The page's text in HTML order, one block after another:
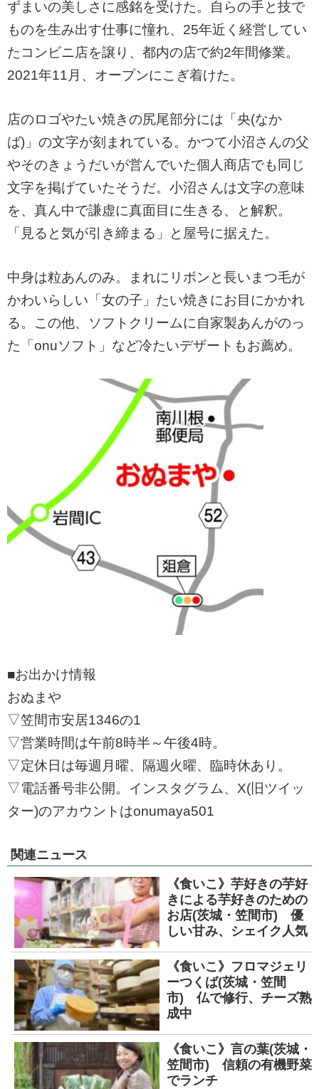
ずまいの美しさに感銘を受けた。自らの手と技で
ものを生み出す仕事に憧れ、25年近く経営してい
たコンビニ店を譲り、都内の店で約2年間修業。
2021年11月、オープンにこぎ着けた。
店のロゴやたい焼きの尻尾部分には「央(なか
ば)」の文字が刻まれている。かつて小沼さんの父
やそのきょうだいが営んでいた個人商店でも同じ
文字を掲げていたそうだ。小沼さんは文字の意味
を、真ん中で謙虚に真面目に生きる、と解釈。
「見ると気が引き締まる」と屋号に据えた。
中身は粒あんのみ。まれにリボンと長いまつ毛が
かわいらしい「女の子」たい焼きにお目にかかれ
る。この他、ソフトクリームに自家製あんがのっ
た「onuソフト」など冷たいデザートもお薦め。
■お出かけ情報
おぬまや
▽笠間市安居1346の1
▽営業時間は午前8時半～午後4時。
▽定休日は毎週月曜、隔週火曜、臨時休あり。
▽電話番号非公開。インスタグラム、X(旧ツイッ
ター)のアカウントはonumaya501
関連ニュース
《食いこ》芋好きの芋好
きによる芋好きのための
お店(茨城・笠間市) 優
しい甘み、シェイク人気
《食いこ》フロマジェリ
ーつくば(茨城・笠間
市) 仏で修行、チーズ熟
成中
《食いこ》言の葉(茨城・
笠間市) 信頼の有機野菜
でランチ